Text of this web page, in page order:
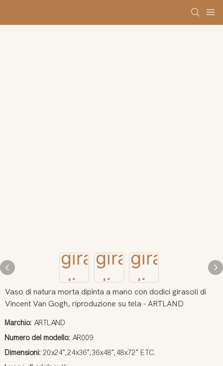
Vaso di natura morta dipinta a mano con dodici girasoli di
Vincent Van Gogh, riproduzione su tela - ARTLAND
Marchio: ARTLAND
Numero del modello: AR009
Dimensioni:20x24”,24x36”,36x48”,48x72” ETC.